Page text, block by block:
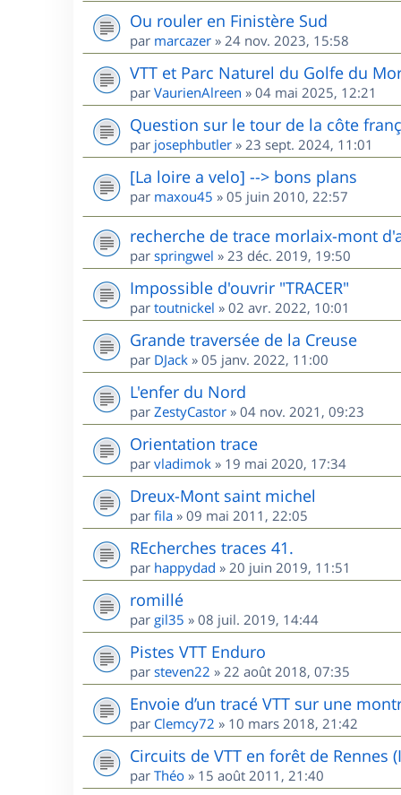
Ou rouler en Finistère Sud
par marcazer » 24 nov. 2023, 15:58
VTT et Parc Naturel du Golfe du
par VaurienAlreen » 04 mai 2025, 12:21
Question sur le tour de la côte
par josephbutler » 23 sept. 2024, 11:01
[La loire a velo] --> bons plans
par maxou45 » 05 juin 2010, 22:57
recherche de trace morlaix-mont
par springwel » 23 déc. 2019, 19:50
Impossible d'ouvrir "TRACER"
par toutnickel » 02 avr. 2022, 10:01
Grande traversée de la Creuse
par DJack » 05 janv. 2022, 11:00
L'enfer du Nord
par ZestyCastor » 04 nov. 2021, 09:23
Orientation trace
par vladimok » 19 mai 2020, 17:34
Dreux-Mont saint michel
par fila » 09 mai 2011, 22:05
REcherches traces 41.
par happydad » 20 juin 2019, 11:51
romillé
par gil35 » 08 juil. 2019, 14:44
Pistes VTT Enduro
par steven22 » 22 août 2018, 07:35
Envoie d’un tracé VTT sur une
par Clemcy72 » 10 mars 2018, 21:42
Circuits de VTT en forêt de Rennes
par Théo » 15 août 2011, 21:40